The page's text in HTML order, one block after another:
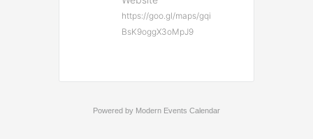
https://goo.gl/maps/gqi
BsK9oggX3oMpJ9
Powered by Modern Events Calendar